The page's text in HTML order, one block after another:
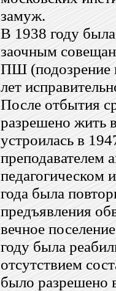
замуж.
В 1938 году
заочным
ПШ (подозрение
лет
После отбытия
разрешено жить
устроилась в
преподавателем
педагогическом
года была
предъявления
вечное
году была
отсутствием
было разрешено